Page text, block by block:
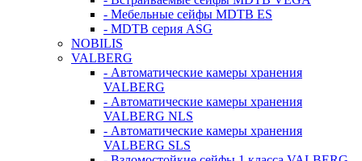
- Мебельные сейфы MDTB ES
- MDTB серия ASG
NOBILIS
VALBERG
- Автоматические камеры хранения
VALBERG
- Автоматические камеры хранения
VALBERG NLS
- Автоматические камеры хранения
VALBERG SLS